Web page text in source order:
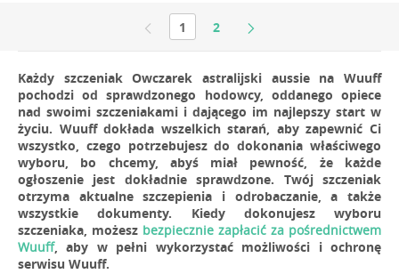
1 2
Każdy szczeniak Owczarek astralijski aussie na Wuuff
pochodzi od sprawdzonego hodowcy, oddanego opiece
nad swoimi szczeniakami i dającego im najlepszy start w
życiu. Wuuff dokłada wszelkich starań, aby zapewnić Ci
wszystko, czego potrzebujesz do dokonania właściwego
wyboru, bo chcemy, abyś miał pewność, że każde
ogłoszenie jest dokładnie sprawdzone. Twój szczeniak
otrzyma aktualne szczepienia i odrobaczanie, a także
wszystkie dokumenty. Kiedy dokonujesz wyboru
szczeniaka, możesz bezpiecznie zapłacić za pośrednictwem
Wuuff, aby w pełni wykorzystać możliwości i ochronę
serwisu Wuuff.